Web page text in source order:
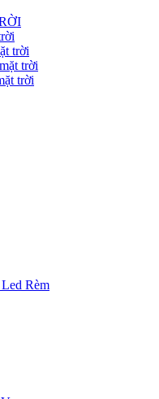
trời
trời
trời
Rèm